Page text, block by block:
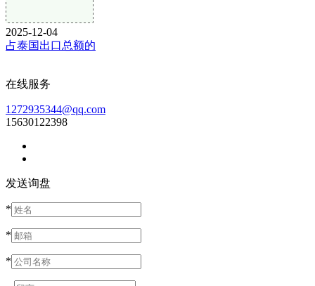
2025-12-04
占泰国出口总额的
在线服务
1272935344@qq.com
15630122398
发送询盘
*
*
*